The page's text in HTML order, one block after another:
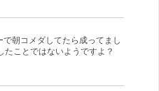
で朝コメダしてたら成ってまし
ことではないようですよ？